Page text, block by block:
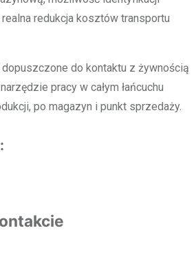
redukcja kosztów transportu
do kontaktu z żywnością
pracy w całym łańcuchu
po magazyn i punkt sprzedaży.